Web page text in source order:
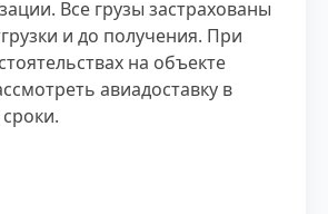
Все грузы застрахованы
и до получения. При
на объекте
авиадоставку в